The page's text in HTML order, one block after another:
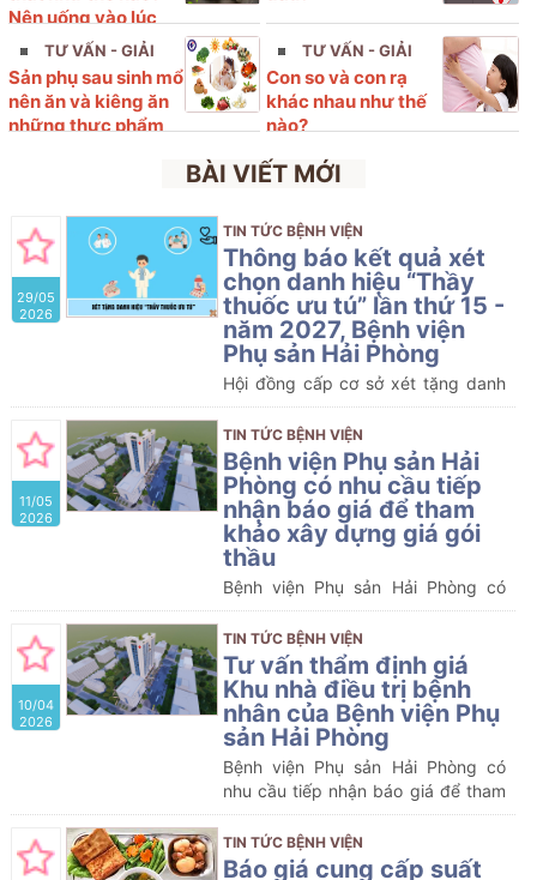
Nên uống vào lúc
nào?TƯ VẤN - GIẢI
ĐÁP
Sản phụ sau sinh mổ
nên ăn và kiêng ăn
những thực phẩm
TƯ VẤN - GIẢI
ĐÁP
Con so và con rạ
khác nhau như thế
nào?
BÀI VIẾT MỚI
29/05
2026
TIN TỨC BỆNH VIỆN
Thông báo kết quả xét
chọn danh hiệu “Thầy
thuốc ưu tú” lần thứ 15 -
năm 2027, Bệnh viện
Phụ sản Hải Phòng
Hội đồng cấp cơ sở xét tặng danh
hiệu “Thầy thuốc ưu tú” lần thứ 15,
Bệnh viện Phụ sản Hải Phòng thông
báo kết quả xét chọn như sau:
11/05
2026
TIN TỨC BỆNH VIỆN
Bệnh viện Phụ sản Hải
Phòng có nhu cầu tiếp
nhận báo giá để tham
khảo xây dựng giá gói
thầu
Bệnh viện Phụ sản Hải Phòng có
nhu cầu tiếp nhận báo giá để tham
khảo xây dựng giá gói thầu, làm cơ
sở tổ chức lựa chọn nhà thầu cho
gói thầu “Sửa chữa phòng Phó giám
đốc và một số Khoa/Phòng khác
của Bệnh viện Phụ sản Hải Phòng”
với nội dung cụ thể như sau:
10/04
2026
TIN TỨC BỆNH VIỆN
Tư vấn thẩm định giá
Khu nhà điều trị bệnh
nhân của Bệnh viện Phụ
sản Hải Phòng
Bệnh viện Phụ sản Hải Phòng có
nhu cầu tiếp nhận báo giá để tham
khảo xây dựng giá gói thầu, làm cơ
sở tổ chức lựa chọn nhà thầu cho
gói thầu
TIN TỨC BỆNH VIỆN
Báo giá cung cấp suất